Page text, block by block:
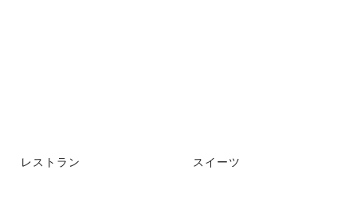
レストラン スイーツ